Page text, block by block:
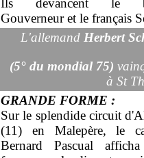
Ils devancent le
Gouverneur et le français
L'allemand Herbert
(5° du mondial 75)
à St
GRANDE FORME :
Sur le splendide circuit
(11) en Malepère, le
Bernard Pascual